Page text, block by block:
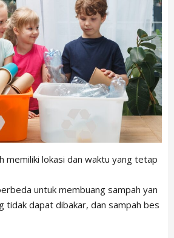
memiliki lokasi dan waktu yang tetap
untuk membuang sampah yan
tidak dapat dibakar, dan sampah bes